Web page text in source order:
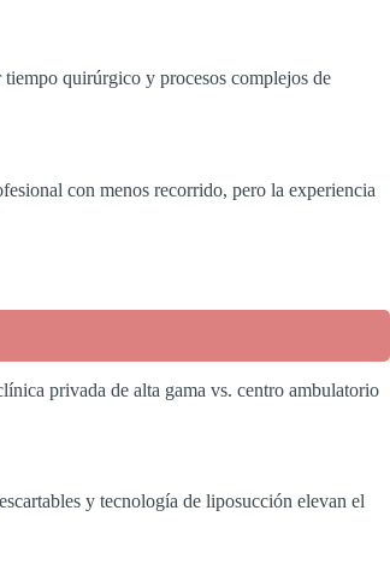
quirúrgico y procesos complejos de
con menos recorrido, pero la experiencia
privada de alta gama vs. centro ambulatorio
y tecnología de liposucción elevan el